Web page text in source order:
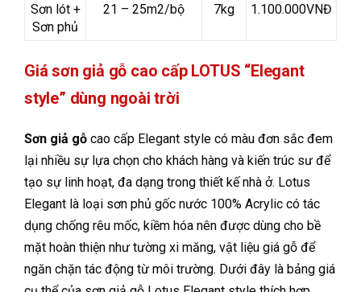
Sơn lót +
Sơn phủ
21 – 25m2/bộ 7kg 1.100.000VNĐ
Giá sơn giả gỗ cao cấp LOTUS “Elegant
style” dùng ngoài trời
Sơn giả gỗ cao cấp Elegant style có màu đơn sắc đem
lại nhiều sự lựa chọn cho khách hàng và kiến trúc sư để
tạo sự linh hoạt, đa dạng trong thiết kế nhà ở. Lotus
Elegant là loại sơn phủ gốc nước 100% Acrylic có tác
dụng chống rêu mốc, kiềm hóa nên được dùng cho bề
mặt hoàn thiện như tường xi măng, vật liệu giá gỗ để
ngăn chặn tác động từ môi trường. Dưới đây là bảng giá